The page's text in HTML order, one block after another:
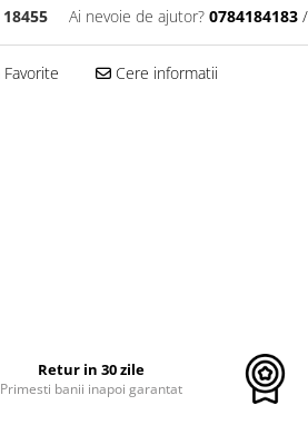
18455 Ai nevoie de ajutor? 0784184183 /
Favorite Cere informatii
Retur in 30 zile
Primesti banii inapoi garantat